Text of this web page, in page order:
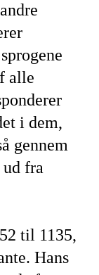
alle
i dem,
gennem
fra
til 1135,
Hans